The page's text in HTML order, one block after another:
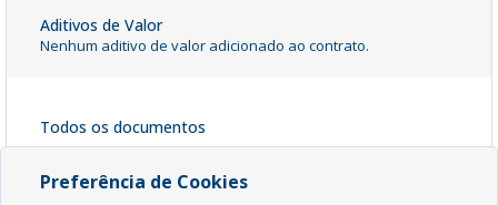
Aditivos de Valor
Nenhum aditivo de valor adicionado ao contrato.
Todos os documentos
Baixar Arquivo
Preferência de Cookies